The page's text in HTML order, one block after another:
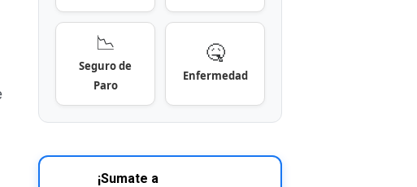
📉
Seguro de
Paro
🤒
Enfermedad
¡Sumate a